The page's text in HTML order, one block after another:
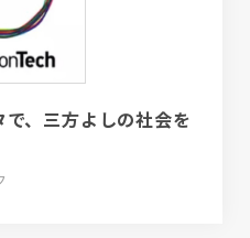
、三方よしの社会を